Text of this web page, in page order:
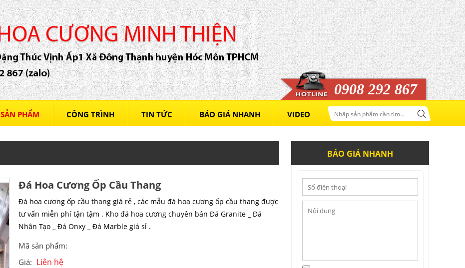
0908 292 867
SẢN PHẨM CÔNG TRÌNH TIN TỨC BÁO GIÁ NHANH VIDEO
Đá Hoa Cương Ốp Cầu Thang
Đá hoa cương ốp cầu thang giá rẻ , các mẫu đá hoa cương ốp cầu thang được
tư vấn miễn phí tận tậm . Kho đá hoa cương chuyên bán Đá Granite _ Đá
Nhân Tạo _ Đá Onxy _ Đá Marble giá sỉ .
Mã sản phẩm:
Giá: Liên hệ
BÁO GIÁ NHANH
Đá Hoa Cương Tại Hậu Giang
Liên hệ
Giá:Liên hệ